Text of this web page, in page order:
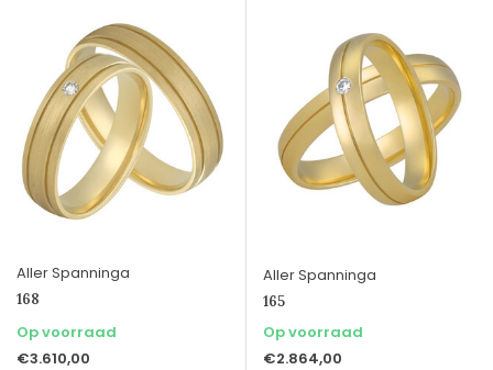
Aller Spanninga
168
Op voorraad
€3.610,00
Aller Spanninga
165
Op voorraad
€2.864,00